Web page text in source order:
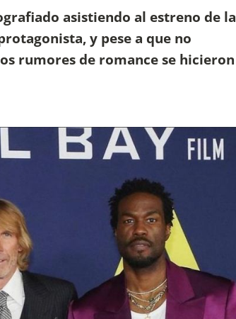
asistiendo al estreno de la
y pese a que no
rumores de romance se hicieron